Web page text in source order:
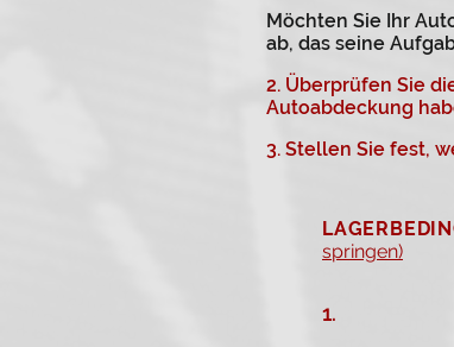
Möchten Sie Ihr
ab, das seine
2. Überprüfen Sie
Autoabdeckung
3. Stellen Sie fest,
springen)
1.